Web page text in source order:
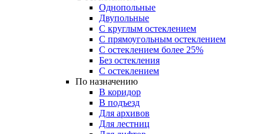
Однопольные
Двупольные
С круглым остеклением
С прямоугольным остеклением
С остеклением более 25%
Без остекления
С остеклением
По назначению
В коридор
В подъезд
Для архивов
Для лестниц